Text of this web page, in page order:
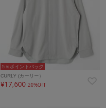
5％ポイントバック
CURLY (カーリー）
¥17,60020%OFF